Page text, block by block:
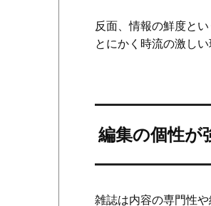
反面、情報の鮮度と
とにかく時流の激し
編集の個性が
雑誌は内容の専門性